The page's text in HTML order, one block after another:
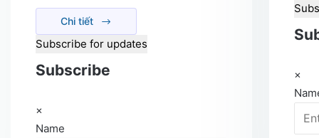
Chi tiết
Subscribe for updates
Subscribe
×
Name
×